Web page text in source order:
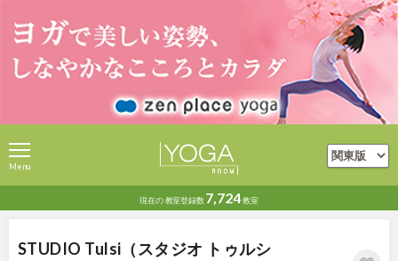
現在の教室登録数 7,724教室
Menu
STUDIO Tulsi（スタジオ トゥルシ